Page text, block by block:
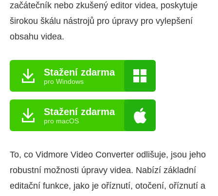
začátečník nebo zkušený editor videa, poskytuje
širokou škálu nástrojů pro úpravy pro vylepšení
obsahu videa.
Stažení zdarma
pro Windows
Stažení zdarma
pro macOS
To, co Vidmore Video Converter odlišuje, jsou jeho
robustní možnosti úpravy videa. Nabízí základní
editační funkce, jako je oříznutí, otočení, oříznutí a